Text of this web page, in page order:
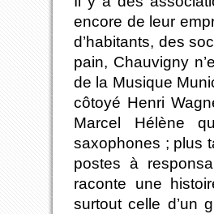
encore de leur
d’habitants, des
pain, Chauvigny
de la Musique
côtoyé Henri
Marcel Hélène
saxophones ; plus
postes à
raconte une
surtout celle d’un